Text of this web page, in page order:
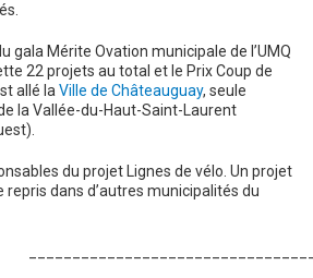
gala Mérite Ovation municipale de l’UMQ
22 projets au total et le Prix Coup de
allé la Ville de Châteauguay, seule
la Vallée-du-Haut-Saint-Laurent
du projet Lignes de vélo. Un projet
repris dans d’autres municipalités du